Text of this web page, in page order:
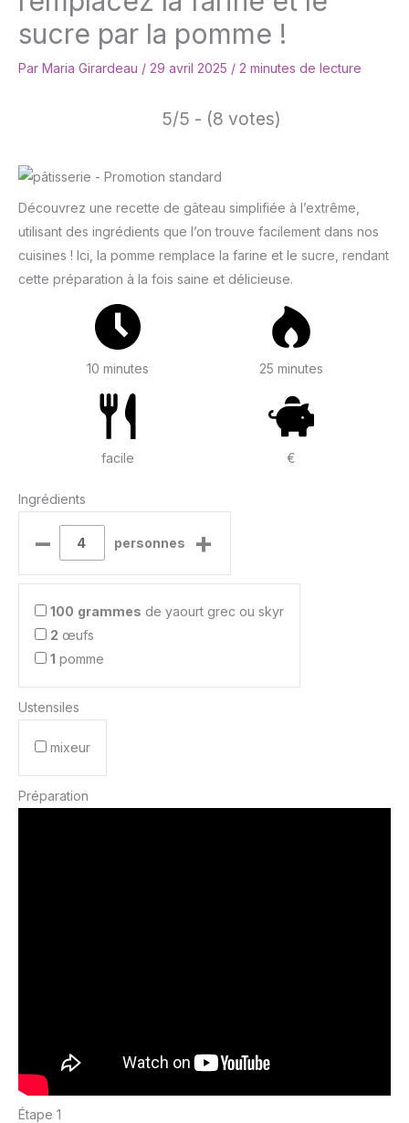
sucre par la pomme !
Par Maria Girardeau / 29 avril 2025 / 2 minutes de lecture
5/5 - (8 votes)
Découvrez une recette de gâteau simplifiée à l’extrême,
utilisant des ingrédients que l’on trouve facilement dans nos
cuisines ! Ici, la pomme remplace la farine et le sucre, rendant
cette préparation à la fois saine et délicieuse.
10 minutes 25 minutes
facile €
Ingrédients
– personnes +
100 grammes de yaourt grec ou skyr
2 œufs
1 pomme
Ustensiles
mixeur
Préparation
Étape 1